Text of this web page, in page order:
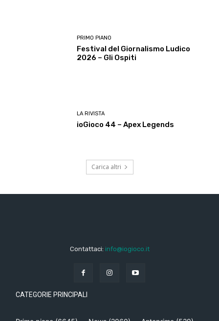
PRIMO PIANO
Festival del Giornalismo Ludico
2026 – Gli Ospiti
LA RIVISTA
ioGioco 44 – Apex Legends
Carica altri
Contattaci: info@iogioco.it
CATEGORIE PRINCIPALI